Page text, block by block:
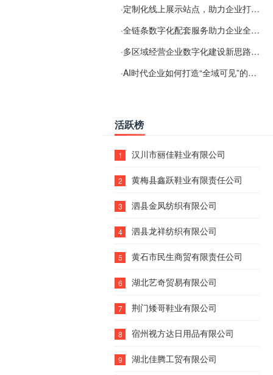
·定制化线上展示站点，助力企业打通线上经营渠道
·全链条数字化配套服务助力企业全域线上经营
·多区域经营企业数字化建设新思路：多端载体与地域检索一体化落地思路分享
·AI时代企业如何打造“全域可见”的数字资产？梓彤超越给出新解法
活跃榜
1 汉川市丽佳鞋业有限公司
2 黄梅县鑫跃鞋业有限责任公司
3 泗县金凤纺织有限公司
4 泗县龙祥纺织有限公司
5 黄石市民生商贸有限责任公司
6 湖北艺奇贸易有限公司
7 荆门矮哥鞋业有限公司
8 宿州视方达日用品有限公司
9 湖北佳腾工贸有限公司